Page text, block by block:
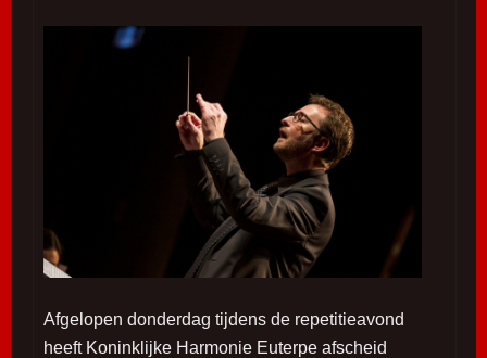
Afgelopen donderdag tijdens de repetitieavond
heeft Koninklijke Harmonie Euterpe afscheid